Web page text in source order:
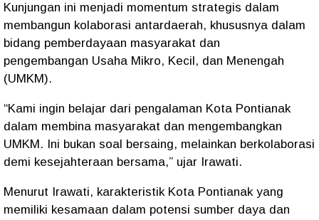
Kunjungan ini menjadi momentum strategis dalam
membangun kolaborasi antardaerah, khususnya dalam
bidang pemberdayaan masyarakat dan
pengembangan Usaha Mikro, Kecil, dan Menengah
(UMKM).
“Kami ingin belajar dari pengalaman Kota Pontianak
dalam membina masyarakat dan mengembangkan
UMKM. Ini bukan soal bersaing, melainkan berkolaborasi
demi kesejahteraan bersama,” ujar Irawati.
Menurut Irawati, karakteristik Kota Pontianak yang
memiliki kesamaan dalam potensi sumber daya dan